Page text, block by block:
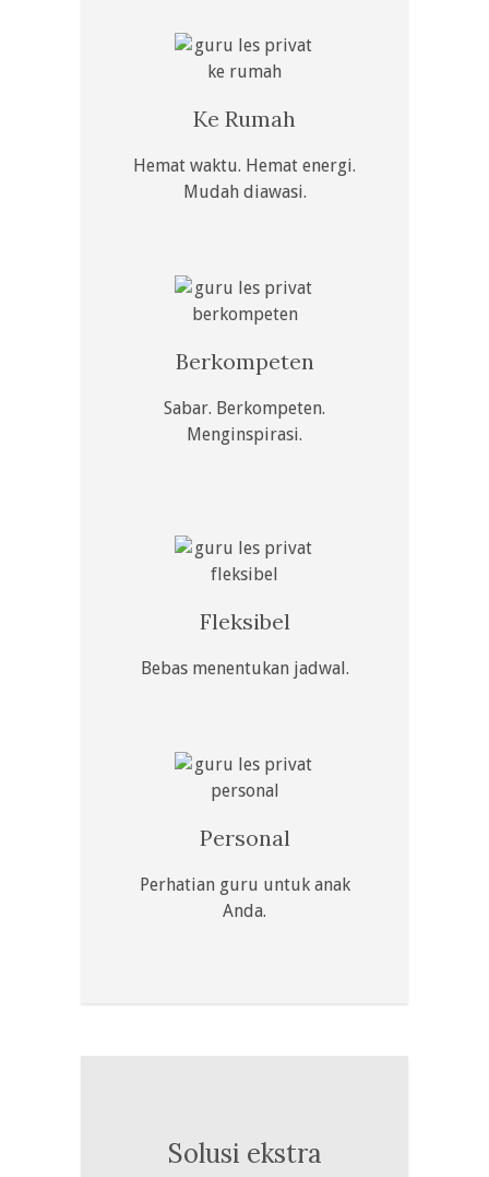
Ke Rumah
Hemat waktu. Hemat energi.
Mudah diawasi.
Berkompeten
Sabar. Berkompeten.
Menginspirasi.
Fleksibel
Bebas menentukan jadwal.
Personal
Perhatian guru untuk anak
Anda.
Solusi ekstra